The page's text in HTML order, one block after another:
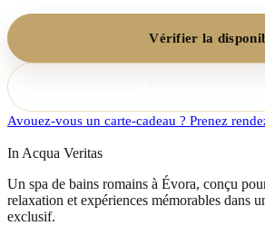
Vérifier la
Avouez-vous un carte-cadeau ? Prenez
In Acqua Veritas
Un spa de bains romains à Évora, conçu
relaxation et expériences mémorables dans
exclusif.